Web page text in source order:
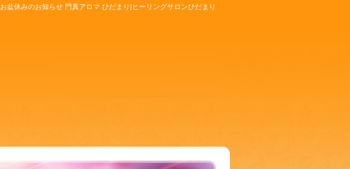
お盆休みのお知らせ 門真アロマ ひだまり|ヒーリングサロンひだまり